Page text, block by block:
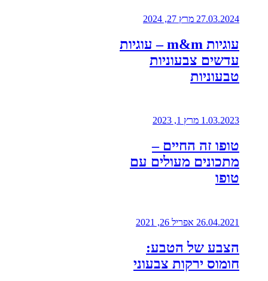
27.03.2024 מרץ 27, 2024
עוגיות m&m – עוגיות
עדשים צבעוניות
טבעוניות
1.03.2023 מרץ 1, 2023
טופו זה החיים –
מתכונים מעולים עם
טופו
26.04.2021 אפריל 26, 2021
הצבע של הטבע:
חומוס ירקות צבעוני